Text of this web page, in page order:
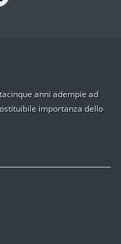
anni adempie ad
importanza dello